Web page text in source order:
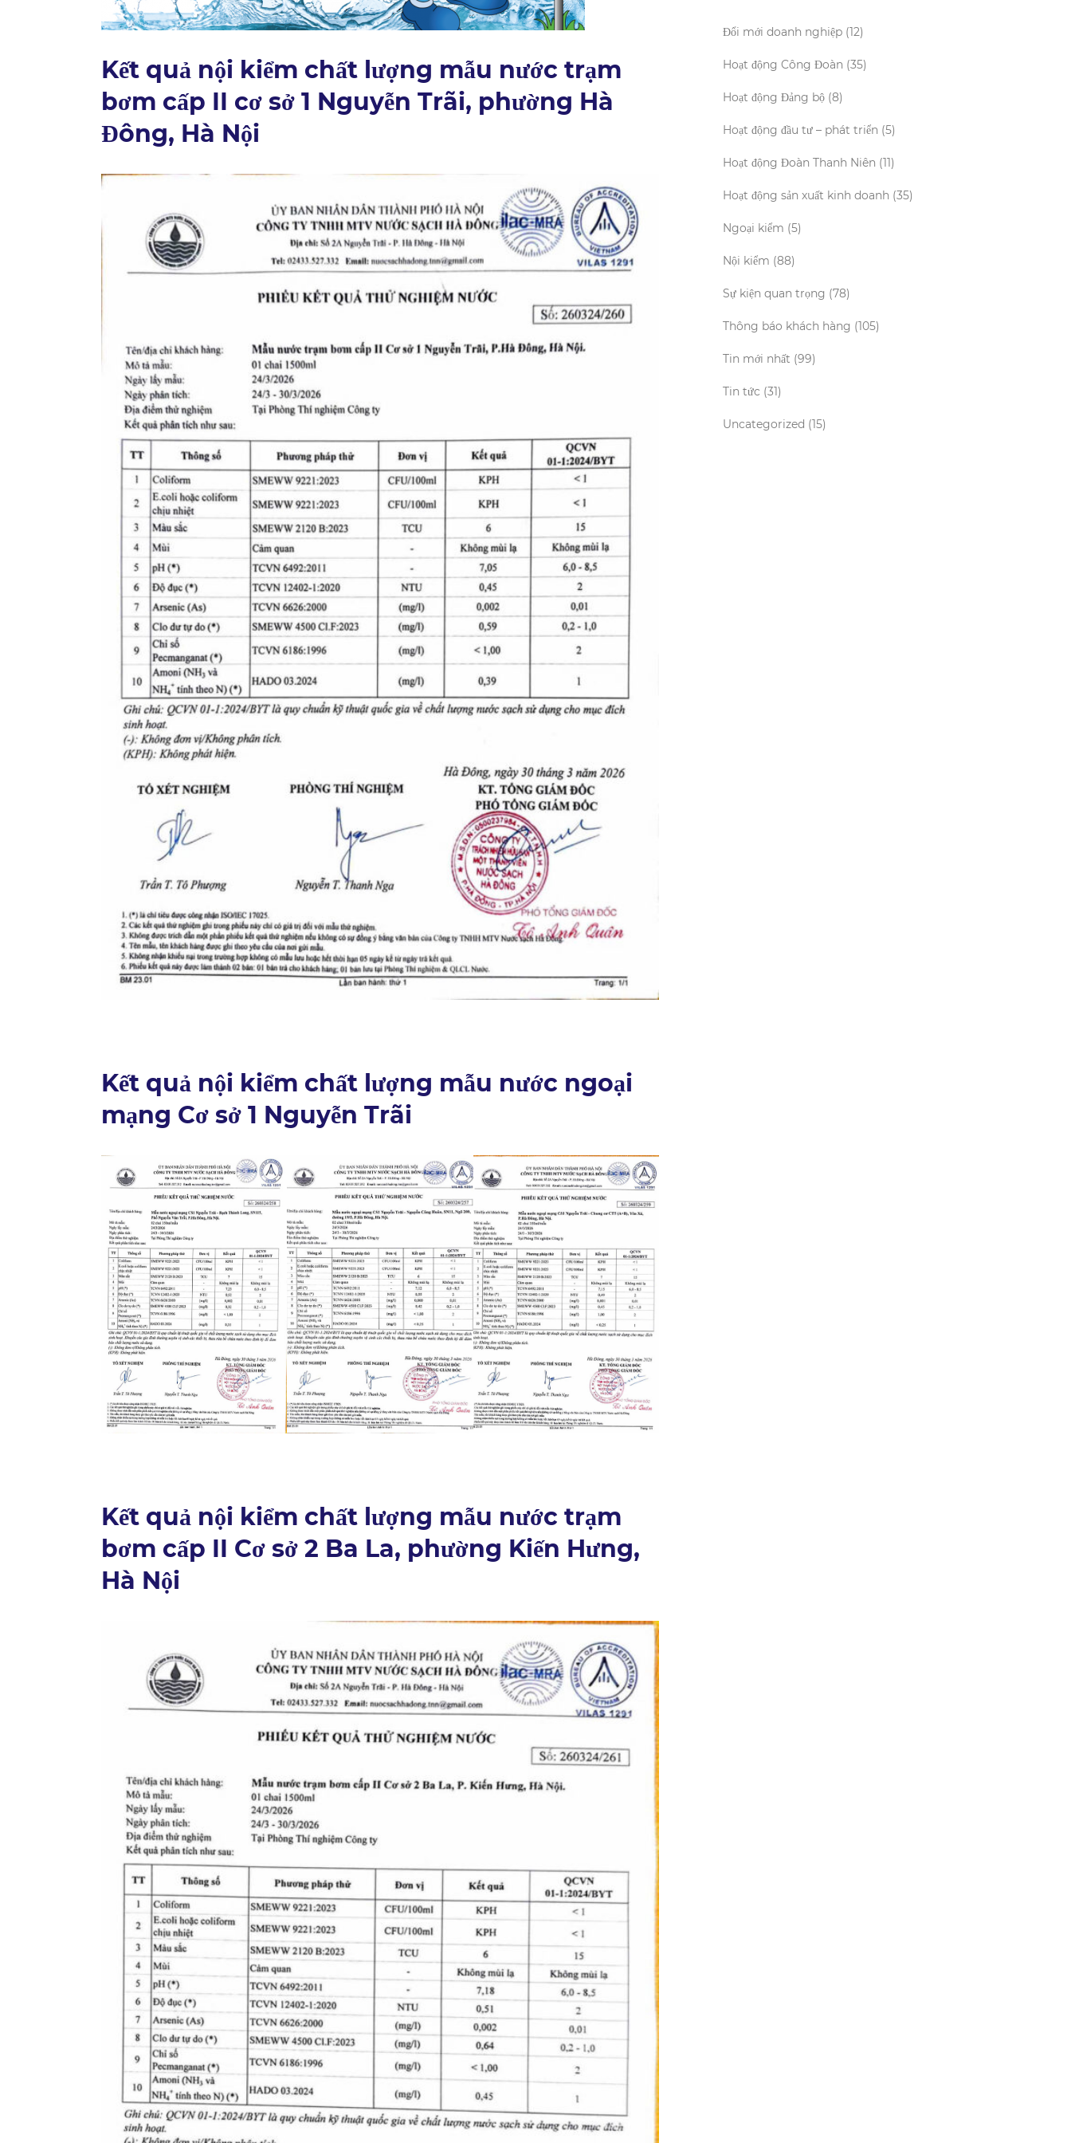
Kết quả nội kiểm chất lượng mẫu nước trạm
bơm cấp II cơ sở 1 Nguyễn Trãi, phường Hà
Đông, Hà Nội
Kết quả nội kiểm chất lượng mẫu nước ngoại
mạng Cơ sở 1 Nguyễn Trãi
Kết quả nội kiểm chất lượng mẫu nước trạm
bơm cấp II Cơ sở 2 Ba La, phường Kiến Hưng,
Hà Nội
Đổi mới doanh nghiệp (12)
Hoạt động Công Đoàn (35)
Hoạt động Đảng bộ (8)
Hoạt động đầu tư – phát triển (5)
Hoạt động Đoàn Thanh Niên (11)
Hoạt động sản xuất kinh doanh (35)
Ngoại kiểm (5)
Nội kiểm (88)
Sự kiện quan trọng (78)
Thông báo khách hàng (105)
Tin mới nhất (99)
Tin tức (31)
Uncategorized (15)